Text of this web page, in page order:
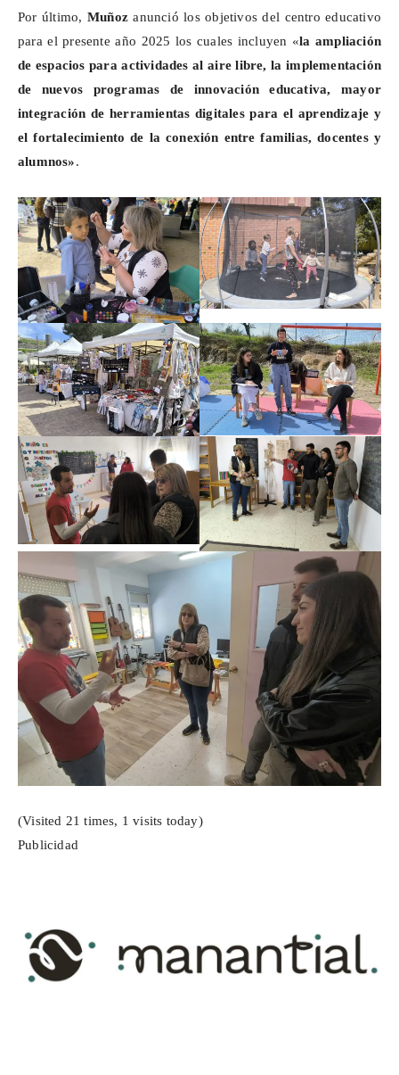
Por último, Muñozanunció los objetivos del centro educativo
para el presente año 2025 los cuales incluyen «la ampliación
de espacios para actividades al aire libre, la implementación
de nuevos programas de innovación educativa, mayor
integración de herramientas digitales para el aprendizaje y
el fortalecimiento de la conexión entre familias, docentes y
alumnos».
(Visited 21 times, 1 visits today)
Publicidad